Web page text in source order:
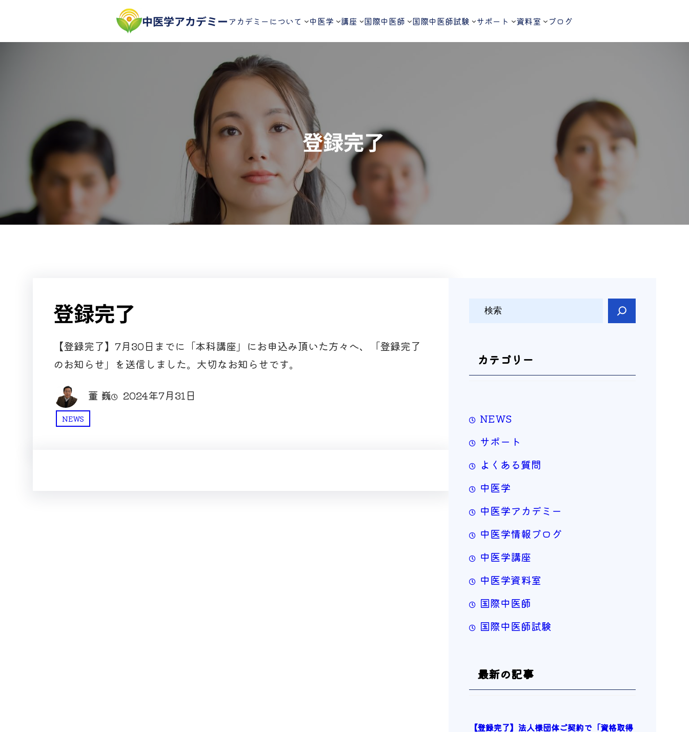
を
中医学アカデミーアカデミーについて 中医学 講座 国際中医師 国際中医師試験 サポート 資料室 ブログ
登録完了
登録完了
【登録完了】7月30日までに「本科講座」にお申込み頂いた方々へ、「登録完了
のお知らせ」を送信しました。大切なお知らせです。
董 巍 2024年7月31日
NEWS
カテゴリー
NEWS
サポート
よくある質問
中医学
中医学アカデミー
中医学情報ブログ
中医学講座
中医学資料室
国際中医師
国際中医師試験
最新の記事
【登録完了】法人様団体ご契約で「資格取得